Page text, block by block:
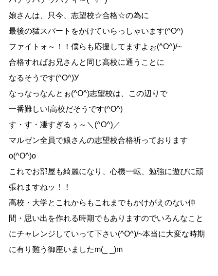
娘さんは、只今、志望校☆合格☆の為に
最後の猛スパートをかけていらっしゃいます(^O^)
ファイトォ～！！僕らも応援してますよぉ(^O^)/~
合格すればお兄さんと同じ高校に通うことに
なるそうです(^O^)У
なっなっなんとぉ(^O^)志望校は、この辺りで
一番難しいI高校だそうです(^O^)
す・す・凄すぎるぅ～＼(^O^)／
マルゼン全員で娘さんの志望校合格祈っております
o(^O^)o
これでお部屋も綺麗になり、心機一転、勉強に遊びに頑
張れますねッ！！
高校・大学とこれからもこれまでもかけがえのない仲
間・思い出を作れる時期でもありますのでいろんなこと
にチャレンジしていって下さい(^O^)/~本当に大変な時期
に有り難う御座いましたm(_ _)m